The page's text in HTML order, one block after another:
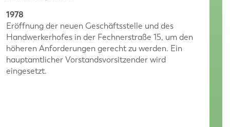
1978
Eröffnung der neuen Geschäftsstelle und des
Handwerkerhofes in der Fechnerstraße 15, um den
höheren Anforderungen gerecht zu werden. Ein
hauptamtlicher Vorstandsvorsitzender wird
eingesetzt.